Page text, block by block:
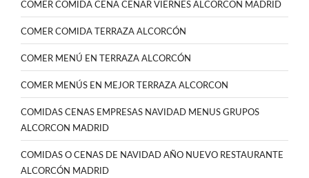
COMER COMIDA CENA CENAR VIERNES ALCORCON MADRID
COMER COMIDA TERRAZA ALCORCÓN
COMER MENÚ EN TERRAZA ALCORCÓN
COMER MENÚS EN MEJOR TERRAZA ALCORCON
COMIDAS CENAS EMPRESAS NAVIDAD MENUS GRUPOS
ALCORCON MADRID
COMIDAS O CENAS DE NAVIDAD AÑO NUEVO RESTAURANTE
ALCORCÓN MADRID